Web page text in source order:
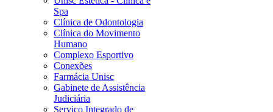
Spa
Clínica de Odontologia
Clínica do Movimento
Humano
Complexo Esportivo
Conexões
Farmácia Unisc
Gabinete de Assistência
Judiciária
Serviço Integrado de